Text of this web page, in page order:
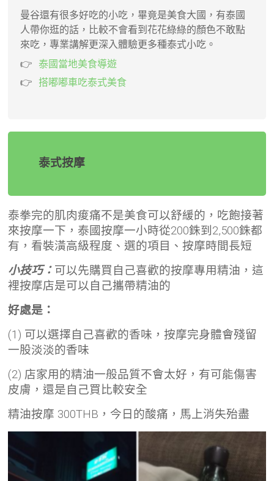
曼谷還有很多好吃的小吃，畢竟是美食大國，有泰國
人帶你逛的話，比較不會看到花花綠綠的顏色不敢點
來吃，專業講解更深入體驗更多種泰式小吃。
泰國當地美食導遊
搭嘟嘟車吃泰式美食
泰式按摩
泰拳完的肌肉痠痛不是美食可以舒緩的，吃飽接著
來按摩一下，泰國按摩一小時從200銖到2,500銖都
有，看裝潢高級程度、選的項目、按摩時間長短
小技巧： 可以先購買自己喜歡的按摩專用精油，這
裡按摩店是可以自己攜帶精油的
好處是：
(1) 可以選擇自己喜歡的香味，按摩完身體會殘留
一股淡淡的香味
(2) 店家用的精油一般品質不會太好，有可能傷害
皮膚，還是自己買比較安全
精油按摩 300THB，今日的酸痛，馬上消失殆盡